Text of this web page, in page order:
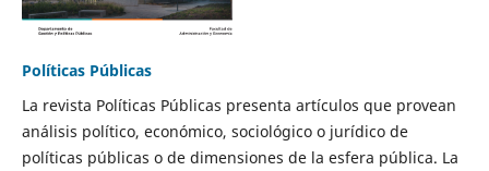
Políticas Públicas
La revista Políticas Públicas presenta artículos que provean
análisis político, económico, sociológico o jurídico de
políticas públicas o de dimensiones de la esfera pública. La